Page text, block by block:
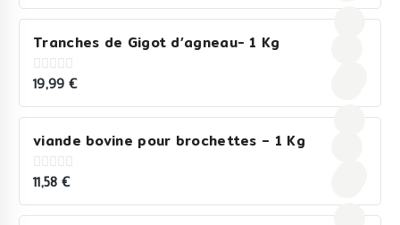
of
5
Tranches de Gigot d’agneau- 1 Kg
0
out
of
5
19,99 €
viande bovine pour brochettes – 1 Kg
0
out
of
5
11,58 €